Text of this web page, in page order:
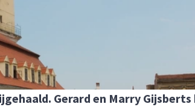
Gerard en Marry Gijsberts